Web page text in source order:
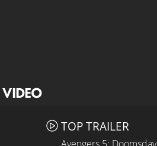
TOP TRAILER